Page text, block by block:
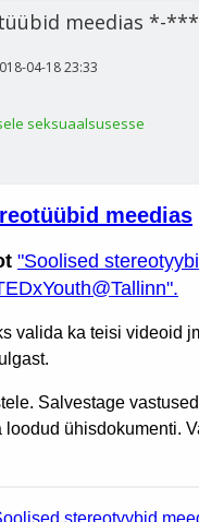
meedias *-***
04-18 23:33
seksuaalsusesse